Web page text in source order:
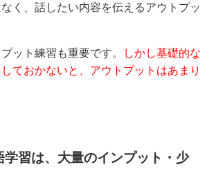
く、話したい内容を伝えるアウトプッ
ット練習も重要です。
しかし基礎的な
ておかないと、アウトプットはあまり
学習は、大量のインプット・少